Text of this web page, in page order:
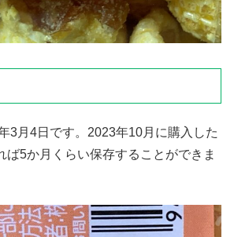
3月4日です。2023年10月に購入した
ば5か月くらい保存することができま